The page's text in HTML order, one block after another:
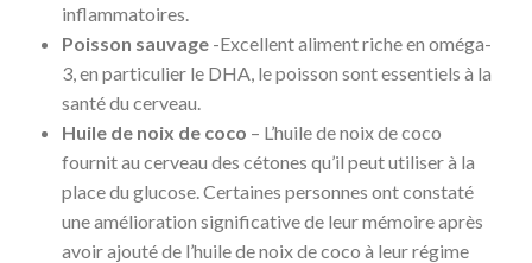
inflammatoires.
Poisson sauvage -Excellent aliment riche en oméga-
3, en particulier le DHA, le poisson sont essentiels à la
santé du cerveau.
Huile de noix de coco – L’huile de noix de coco
fournit au cerveau des cétones qu’il peut utiliser à la
place du glucose. Certaines personnes ont constaté
une amélioration significative de leur mémoire après
avoir ajouté de l’huile de noix de coco à leur régime